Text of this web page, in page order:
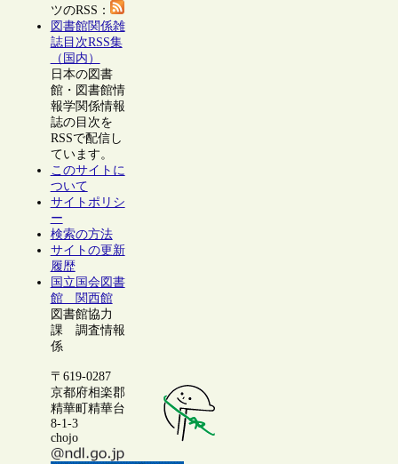
ツのRSS：
図書館関係雑
誌目次RSS集
（国内）
日本の図書
館・図書館情
報学関係情報
誌の目次を
RSSで配信し
ています。
このサイトに
ついて
サイトポリシ
ー
検索の方法
サイトの更新
履歴
国立国会図書
館 関西館
図書館協力
課 調査情報
係
〒619-0287
京都府相楽郡
精華町精華台
8-1-3
chojo